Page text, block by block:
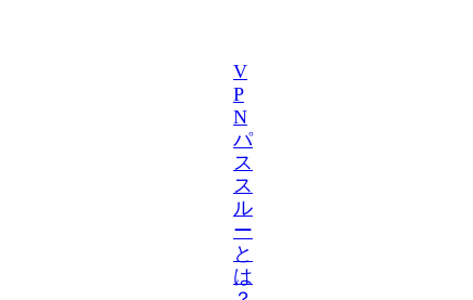
V
P
N
パ
ス
ス
ル
ー
と
は